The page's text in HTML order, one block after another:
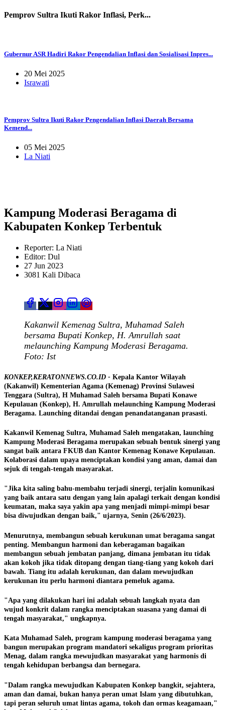
Pemprov Sultra Ikuti Rakor Inflasi, Perk...
Gubernur ASR Hadiri Rakor Pengendalian Inflasi dan Sosialisasi Inpres...
20 Mei 2025
Israwati
Pemprov Sultra Ikuti Rakor Pengendalian Inflasi Daerah Bersama
Kemend...
05 Mei 2025
La Niati
Kampung Moderasi Beragama di
Kabupaten Konkep Terbentuk
Reporter: La Niati
Editor: Dul
27 Jun 2023
3081 Kali Dibaca
Kakanwil Kemenag Sultra, Muhamad Saleh
bersama Bupati Konkep, H. Amrullah saat
melaunching Kampung Moderasi Beragama.
Foto: Ist
KONKEP,KERATONNEWS.CO.ID - Kepala Kantor Wilayah
(Kakanwil) Kementerian Agama (Kemenag) Provinsi Sulawesi
Tenggara (Sultra), H Muhamad Saleh bersama Bupati Konawe
Kepulauan (Konkep), H. Amrullah melaunching Kampung Moderasi
Beragama. Launching ditandai dengan penandatanganan prasasti.
Kakanwil Kemenag Sultra, Muhamad Saleh mengatakan, launching
Kampung Moderasi Beragama merupakan sebuah bentuk sinergi yang
sangat baik antara FKUB dan Kantor Kemenag Konawe Kepulauan.
Kolaborasi dalam upaya menciptakan kondisi yang aman, damai dan
sejuk di tengah-tengah masyarakat.
"Jika kita saling bahu-membahu terjadi sinergi, terjalin komunikasi
yang baik antara satu dengan yang lain apalagi terkait dengan kondisi
keumatan, maka saya yakin apa yang menjadi mimpi-mimpi besar
bisa diwujudkan dengan baik," ujarnya, Senin (26/6/2023).
Menurutnya, membangun sebuah kerukunan umat beragama sangat
penting. Membangun harmoni dan keberagaman bagaikan
membangun sebuah jembatan panjang, dimana jembatan itu tidak
akan kokoh jika tidak ditopang dengan tiang-tiang yang kokoh dari
bawah. Tiang itu adalah kerukunan, dan dalam mewujudkan
kerukunan itu perlu harmoni diantara pemeluk agama.
"Apa yang dilakukan hari ini adalah sebuah langkah nyata dan
wujud konkrit dalam rangka menciptakan suasana yang damai di
tengah masyarakat," ungkapnya.
Kata Muhamad Saleh, program kampung moderasi beragama yang
bangun merupakan program mandatori sekaligus program prioritas
Menag, dalam rangka mewujudkan masyarakat yang harmonis di
tengah kehidupan berbangsa dan bernegara.
"Dalam rangka mewujudkan Kabupaten Konkep bangkit, sejahtera,
aman dan damai, bukan hanya peran umat Islam yang dibutuhkan,
tapi peran seluruh umat lintas agama, tokoh dan ormas keagamaan,"